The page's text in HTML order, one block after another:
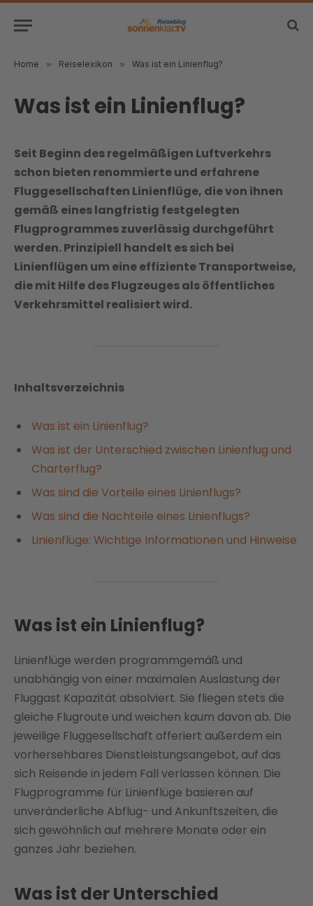
Home » Reiselexikon » Was ist ein Linienflug?
Was ist ein Linienflug?
Seit Beginn des regelmäßigen Luftverkehrs
schon bieten renommierte und erfahrene
Fluggesellschaften Linienflüge, die von ihnen
gemäß eines langfristig festgelegten
Flugprogrammes zuverlässig durchgeführt
werden. Prinzipiell handelt es sich bei
Linienflügen um eine effiziente Transportweise,
die mit Hilfe des Flugzeuges als öffentliches
Verkehrsmittel realisiert wird.
Inhaltsverzeichnis
Was ist ein Linienflug?
Was ist der Unterschied zwischen Linienflug und
Charterflug?
Was sind die Vorteile eines Linienflugs?
Was sind die Nachteile eines Linienflugs?
Linienflüge: Wichtige Informationen und Hinweise
Was ist ein Linienflug?
Linienflüge werden programmgemäß und
unabhängig von einer maximalen Auslastung der
Fluggast Kapazität absolviert. Sie fliegen stets die
gleiche Flugroute und weichen kaum davon ab. Die
jeweilige Fluggesellschaft offeriert außerdem ein
vorhersehbares Dienstleistungsangebot, auf das
sich Reisende in jedem Fall verlassen können. Die
Flugprogramme für Linienflüge basieren auf
unveränderliche Abflug- und Ankunftszeiten, die
sich gewöhnlich auf mehrere Monate oder ein
ganzes Jahr beziehen.
Was ist der Unterschied